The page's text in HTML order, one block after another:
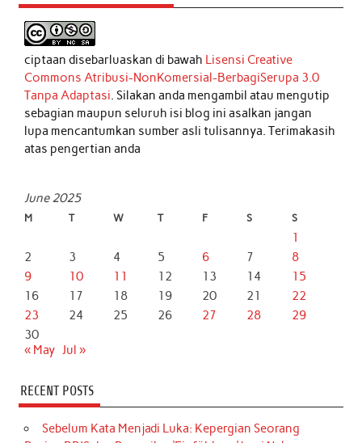
ciptaan disebarluaskan di bawah Lisensi Creative
Commons Atribusi-NonKomersial-BerbagiSerupa 3.0
Tanpa Adaptasi. Silakan anda mengambil atau mengutip
sebagian maupun seluruh isi blog ini asalkan jangan
lupa mencantumkan sumber asli tulisannya. Terimakasih
atas pengertian anda
June 2025
M T W T F S S
1
2
3 4 5 6 7
8
9
10 11 12 13 14
15
16
17 18 19 20 21
22
23
24 25 26 27 28
29
30
« May Jul »
RECENT POSTS
Sebelum Kata Menjadi Luka: Kepergian Seorang